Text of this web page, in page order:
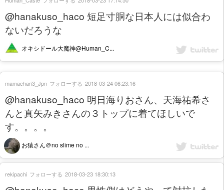
@hanakuso_haco 短足寸胴な日本人には似合わ
ないだろうな
オキシドール大魔神@Human_C...
@hanakuso_haco 明日海りおさん、天海祐希さ
んと真矢みきさんの３トップに着てほしいで
す。。。。
お猿さん＠no slime no ...
mamachari3_Jpn フォローする 2018-03-24 06:23:16
rekipachi フォローする 2018-03-23 18:30:13